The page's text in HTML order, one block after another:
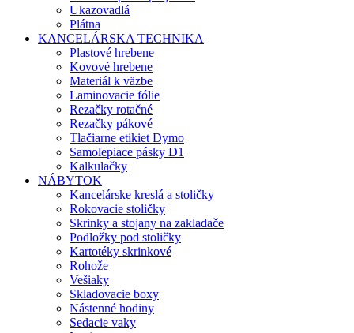
Ukazovadlá
Plátna
KANCELÁRSKA TECHNIKA
Plastové hrebene
Kovové hrebene
Materiál k väzbe
Laminovacie fólie
Rezačky rotačné
Rezačky pákové
Tlačiarne etikiet Dymo
Samolepiace pásky D1
Kalkulačky
NÁBYTOK
Kancelárske kreslá a stoličky
Rokovacie stoličky
Skrinky a stojany na zakladače
Podložky pod stoličky
Kartotéky skrinkové
Rohože
Vešiaky
Skladovacie boxy
Nástenné hodiny
Sedacie vaky